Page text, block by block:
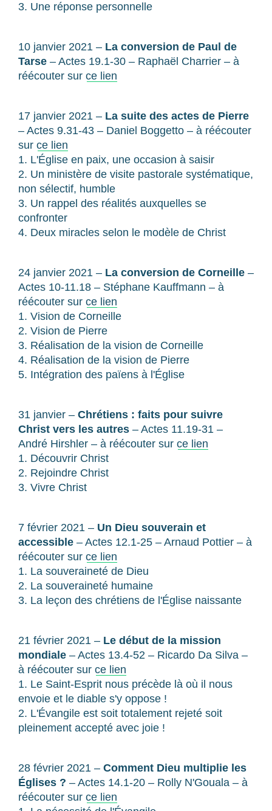
3. Une réponse personnelle
10 janvier 2021 – La conversion de Paul de
Tarse – Actes 19.1-30 – Raphaël Charrier – à
réécouter sur ce lien
17 janvier 2021 – La suite des actes de Pierre
– Actes 9.31-43 – Daniel Boggetto – à réécouter
sur ce lien
1. L'Église en paix, une occasion à saisir
2. Un ministère de visite pastorale systématique,
non sélectif, humble
3. Un rappel des réalités auxquelles se
confronter
4. Deux miracles selon le modèle de Christ
24 janvier 2021 – La conversion de Corneille –
Actes 10-11.18 – Stéphane Kauffmann – à
réécouter sur ce lien
1. Vision de Corneille
2. Vision de Pierre
3. Réalisation de la vision de Corneille
4. Réalisation de la vision de Pierre
5. Intégration des païens à l'Église
31 janvier – Chrétiens : faits pour suivre
Christ vers les autres – Actes 11.19-31 –
André Hirshler – à réécouter sur ce lien
1. Découvrir Christ
2. Rejoindre Christ
3. Vivre Christ
7 février 2021 – Un Dieu souverain et
accessible – Actes 12.1-25 – Arnaud Pottier – à
réécouter sur ce lien
1. La souveraineté de Dieu
2. La souveraineté humaine
3. La leçon des chrétiens de l'Église naissante
21 février 2021 – Le début de la mission
mondiale – Actes 13.4-52 – Ricardo Da Silva –
à réécouter sur ce lien
1. Le Saint-Esprit nous précède là où il nous
envoie et le diable s'y oppose !
2. L'Évangile est soit totalement rejeté soit
pleinement accepté avec joie !
28 février 2021 – Comment Dieu multiplie les
Églises ? – Actes 14.1-20 – Rolly N'Gouala – à
réécouter sur ce lien